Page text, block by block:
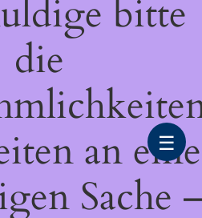
bitte
die
an
Sache
☰